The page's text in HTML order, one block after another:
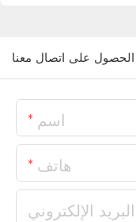
الحصول على اتصال معنا
اسم
هاتف
البريد الإلكتروني